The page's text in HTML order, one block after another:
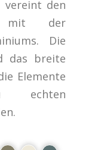
vereint den
mit der
Die
das breite
Elemente
echten